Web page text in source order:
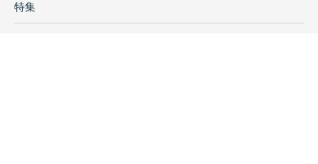
特集